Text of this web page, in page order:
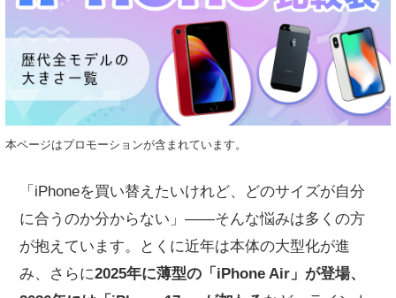
本ページはプロモーションが含まれています。
「iPhoneを買い替えたいけれど、どのサイズが自分
に合うのか分からない」——そんな悩みは多くの方
が抱えています。とくに近年は本体の大型化が進
み、さらに2025年に薄型の「iPhone Air」が登場、